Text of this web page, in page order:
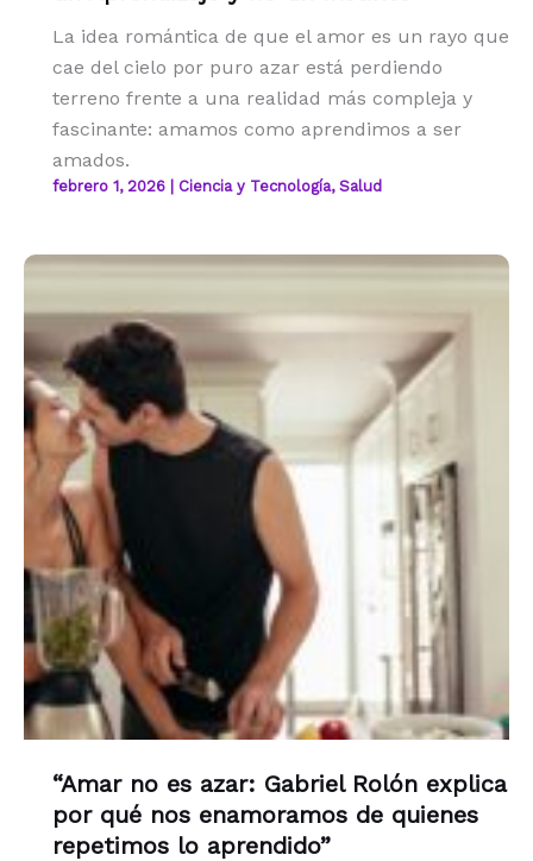
La idea romántica de que el amor es un rayo que
cae del cielo por puro azar está perdiendo
terreno frente a una realidad más compleja y
fascinante: amamos como aprendimos a ser
amados.
febrero 1, 2026 Ciencia y Tecnología, Salud
“Amar no es azar: Gabriel Rolón explica
por qué nos enamoramos de quienes
repetimos lo aprendido”